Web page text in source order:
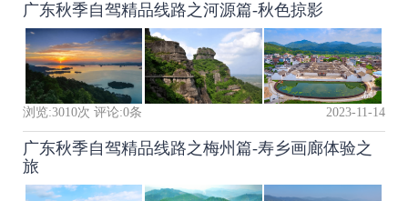
广东秋季自驾精品线路之河源篇-秋色掠影
浏览:3010次 评论:0条 2023-11-14
广东秋季自驾精品线路之梅州篇-寿乡画廊体验之
旅